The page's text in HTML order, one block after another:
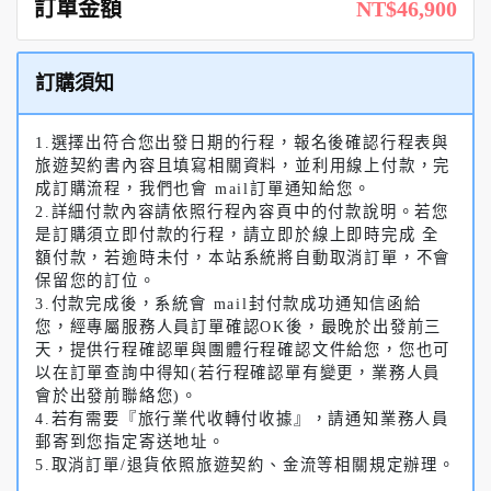
訂單金額 NT$46,900
訂購須知
1.選擇出符合您出發日期的行程，報名後確認行程表與
旅遊契約書內容且填寫相關資料，並利用線上付款，完
成訂購流程，我們也會 mail訂單通知給您。
2.詳細付款內容請依照行程內容頁中的付款說明。若您
是訂購須立即付款的行程，請立即於線上即時完成 全
額付款，若逾時未付，本站系統將自動取消訂單，不會
保留您的訂位。
3.付款完成後，系統會 mail封付款成功通知信函給
您，經專屬服務人員訂單確認OK後，最晚於出發前三
天，提供行程確認單與團體行程確認文件給您，您也可
以在訂單查詢中得知(若行程確認單有變更，業務人員
會於出發前聯絡您)。
4.若有需要『旅行業代收轉付收據』，請通知業務人員
郵寄到您指定寄送地址。
5.取消訂單/退貨依照旅遊契約、金流等相關規定辦理。